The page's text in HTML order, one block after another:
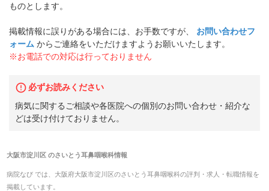
ものとします。
掲載情報に誤りがある場合には、お手数ですが、
お問い合わせフ
ォーム からご連絡をいただけますようお願いいたします。
※お電話での対応は行っておりません
必ずお読みください
病気に関するご相談や各医院への個別のお問い合わせ・紹介な
どは受け付けておりません。
大阪市淀川区のさいとう耳鼻咽喉科情報
病院なび では、 大阪府大阪市淀川区のさいとう耳鼻咽喉科の評判・求人・転職情報を
掲載しています。